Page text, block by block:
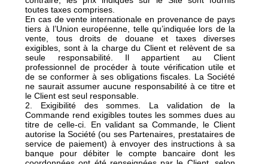
toutes taxes comprises.
En cas de vente internationale en provenance de pays
tiers à l’Union européenne, telle qu’indiquée lors de la
vente, tous droits de douane et taxes diverses
exigibles, sont à la charge du Client et relèvent de sa
seule responsabilité. Il appartient au Client
professionnel de procéder à toute vérification utile et
de se conformer à ses obligations fiscales. La Société
ne saurait assumer aucune responsabilité à ce titre et
le Client est seul responsable.
2. Exigibilité des sommes. La validation de la
Commande rend exigibles toutes les sommes dues au
titre de celle-ci. En validant sa Commande, le Client
autorise la Société (ou ses Partenaires, prestataires de
service de paiement) à envoyer des instructions à sa
banque pour débiter le compte bancaire dont les